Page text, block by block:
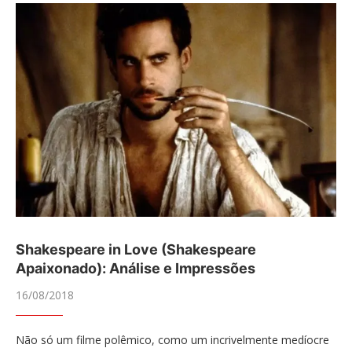
Shakespeare in Love (Shakespeare
Apaixonado): Análise e Impressões
16/08/2018
Não só um filme polêmico, como um incrivelmente medíocre